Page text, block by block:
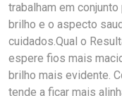
trabalham em
brilho e o aspecto
cuidados.Qual o
espere fios mais
brilho mais evidente.
tende a ficar mais